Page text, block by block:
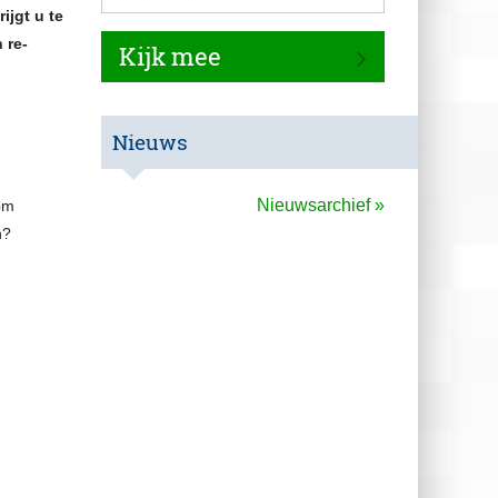
Downloads
Polismap
u te
re-
Kijk mee
Nieuws
Nieuwsarchief »